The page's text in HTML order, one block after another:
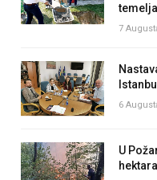
7
6
U